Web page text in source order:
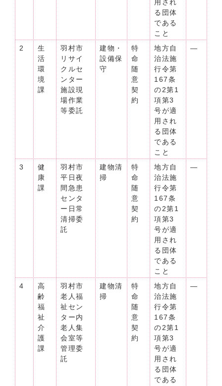
用され
る団体
である
こと
2
生
活
環
境
課
羽村市
リサイ
クルセ
ンター
施設現
場作業
等委託
建物・
設備保
守
特
命
随
意
契
約
地方自
治法施
行令第
167条
の2第1
項第3
号が適
用され
る団体
である
こと
―
3
健
康
課
羽村市
平日夜
間急患
センタ
ー日常
清掃委
託
建物清
掃
特
命
随
意
契
約
地方自
治法施
行令第
167条
の2第1
項第3
号が適
用され
る団体
である
こと
―
4
高
齢
福
祉
介
護
課
羽村市
老人福
祉セン
ター内
老人集
会室等
管理委
託
建物清
掃
特
命
随
意
契
約
地方自
治法施
行令第
167条
の2第1
項第3
号が適
用され
る団体
である
―